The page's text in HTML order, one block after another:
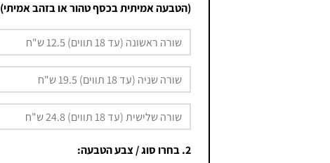
(הטבעה אמיתית בכסף טהור או בזהב אמיתי)
2. בחרו סוג / צבע הטבעה: